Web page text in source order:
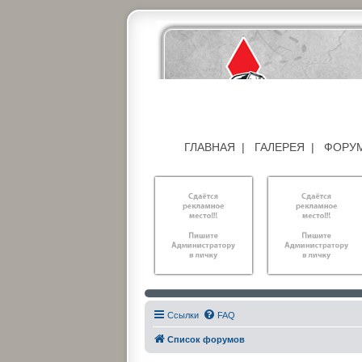
ГЛАВНАЯ | ГАЛЕРЕЯ |
Ссылки FAQ
Список форумов